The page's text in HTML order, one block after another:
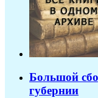
Большой
губернии